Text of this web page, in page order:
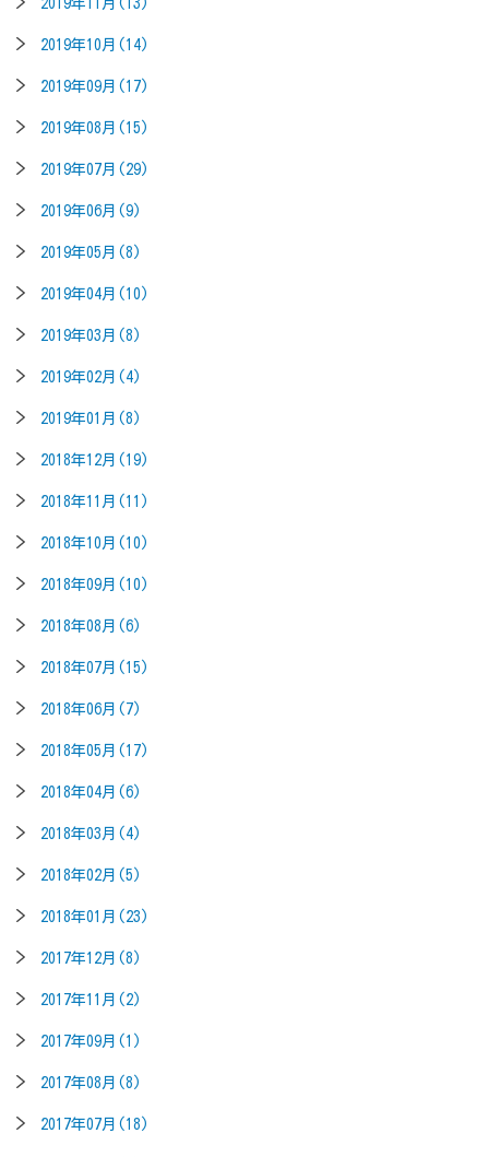
2019年11月(13)
2019年10月(14)
2019年09月(17)
2019年08月(15)
2019年07月(29)
2019年06月(9)
2019年05月(8)
2019年04月(10)
2019年03月(8)
2019年02月(4)
2019年01月(8)
2018年12月(19)
2018年11月(11)
2018年10月(10)
2018年09月(10)
2018年08月(6)
2018年07月(15)
2018年06月(7)
2018年05月(17)
2018年04月(6)
2018年03月(4)
2018年02月(5)
2018年01月(23)
2017年12月(8)
2017年11月(2)
2017年09月(1)
2017年08月(8)
2017年07月(18)